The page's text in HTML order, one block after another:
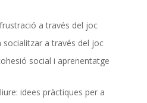
a través del joc
a través del joc
social i aprenentatge
idees pràctiques per a